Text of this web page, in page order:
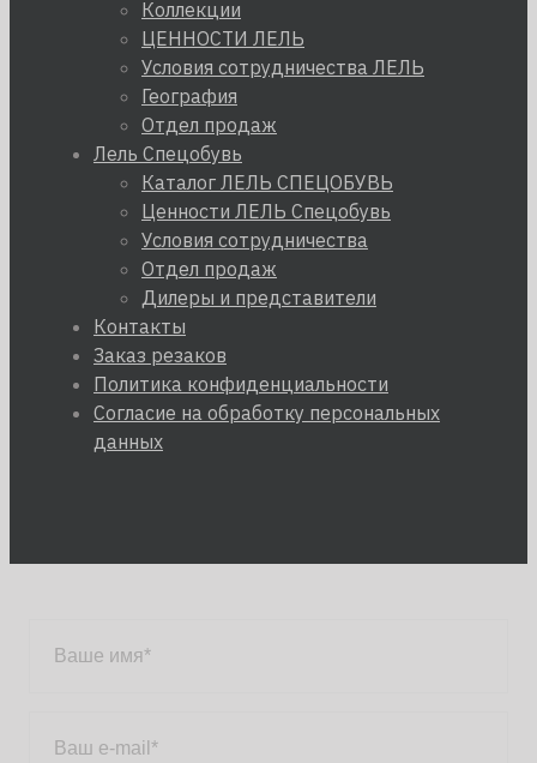
Коллекции
ЦЕННОСТИ ЛЕЛЬ
Условия сотрудничества ЛЕЛЬ
География
Отдел продаж
Лель Спецобувь
Каталог ЛЕЛЬ СПЕЦОБУВЬ
Ценности ЛЕЛЬ Спецобувь
Условия сотрудничества
Отдел продаж
Дилеры и представители
Контакты
Заказ резаков
Политика конфиденциальности
Согласие на обработку персональных
данных